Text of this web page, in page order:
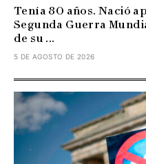
Tenía 80 años. Nació
Segunda Guerra
de su ...
5 DE AGOSTO DE 2026